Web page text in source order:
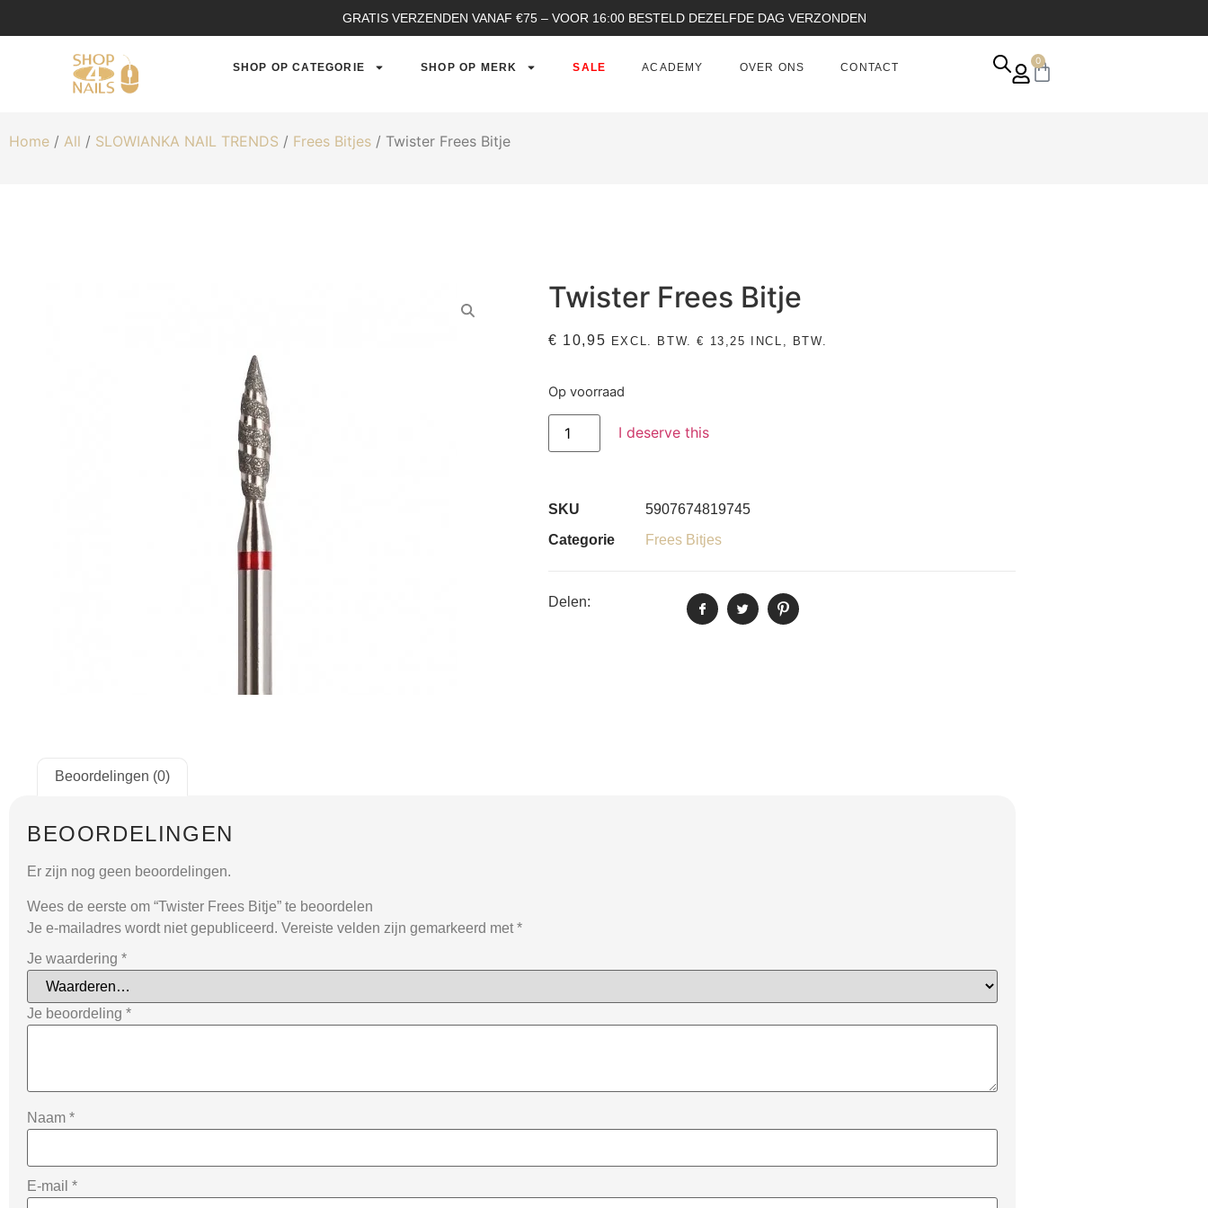
GRATIS VERZENDEN VANAF €75 – VOOR 16:00 BESTELD DEZELFDE DAG VERZONDEN
SHOP OP CATEGORIE SHOP OP MERK SALE ACADEMY OVER ONS CONTACT
0
Home / All / SLOWIANKA NAIL TRENDS / Frees Bitjes / Twister Frees Bitje
Twister Frees Bitje
€ 10,95 EXCL. BTW.€ 13,25 INCL, BTW.
Op voorraad
I deserve this
SKU
5907674819745
Categorie
Frees Bitjes
Delen:
Beoordelingen (0)
BEOORDELINGEN
Er zijn nog geen beoordelingen.
Wees de eerste om “Twister Frees Bitje” te beoordelen
Je e-mailadres wordt niet gepubliceerd. Vereiste velden zijn gemarkeerd met *
Je waardering *
Je beoordeling *
Naam *
E-mail *